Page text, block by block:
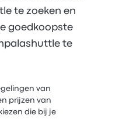
te zoeken en
goedkoopste
te
van
prijzen van
die bij je